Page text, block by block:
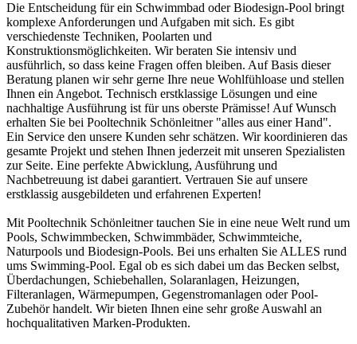
Die Entscheidung für ein Schwimmbad oder Biodesign-Pool bringt
komplexe Anforderungen und Aufgaben mit sich. Es gibt
verschiedenste Techniken, Poolarten und
Konstruktionsmöglichkeiten. Wir beraten Sie intensiv und
ausführlich, so dass keine Fragen offen bleiben. Auf Basis dieser
Beratung planen wir sehr gerne Ihre neue Wohlfühloase und stellen
Ihnen ein Angebot. Technisch erstklassige Lösungen und eine
nachhaltige Ausführung ist für uns oberste Prämisse! Auf Wunsch
erhalten Sie bei Pooltechnik Schönleitner "alles aus einer Hand".
Ein Service den unsere Kunden sehr schätzen. Wir koordinieren das
gesamte Projekt und stehen Ihnen jederzeit mit unseren Spezialisten
zur Seite. Eine perfekte Abwicklung, Ausführung und
Nachbetreuung ist dabei garantiert. Vertrauen Sie auf unsere
erstklassig ausgebildeten und erfahrenen Experten!
Mit Pooltechnik Schönleitner tauchen Sie in eine neue Welt rund um
Pools, Schwimmbecken, Schwimmbäder, Schwimmteiche,
Naturpools und Biodesign-Pools. Bei uns erhalten Sie ALLES rund
ums Swimming-Pool. Egal ob es sich dabei um das Becken selbst,
Überdachungen, Schiebehallen, Solaranlagen, Heizungen,
Filteranlagen, Wärmepumpen, Gegenstromanlagen oder Pool-
Zubehör handelt. Wir bieten Ihnen eine sehr große Auswahl an
hochqualitativen Marken-Produkten.